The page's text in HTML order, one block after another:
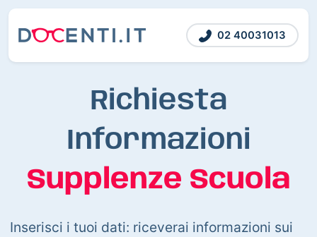
02 40031013
Richiesta
Informazioni
Supplenze Scuola
Inserisci i tuoi dati: riceverai informazioni sui